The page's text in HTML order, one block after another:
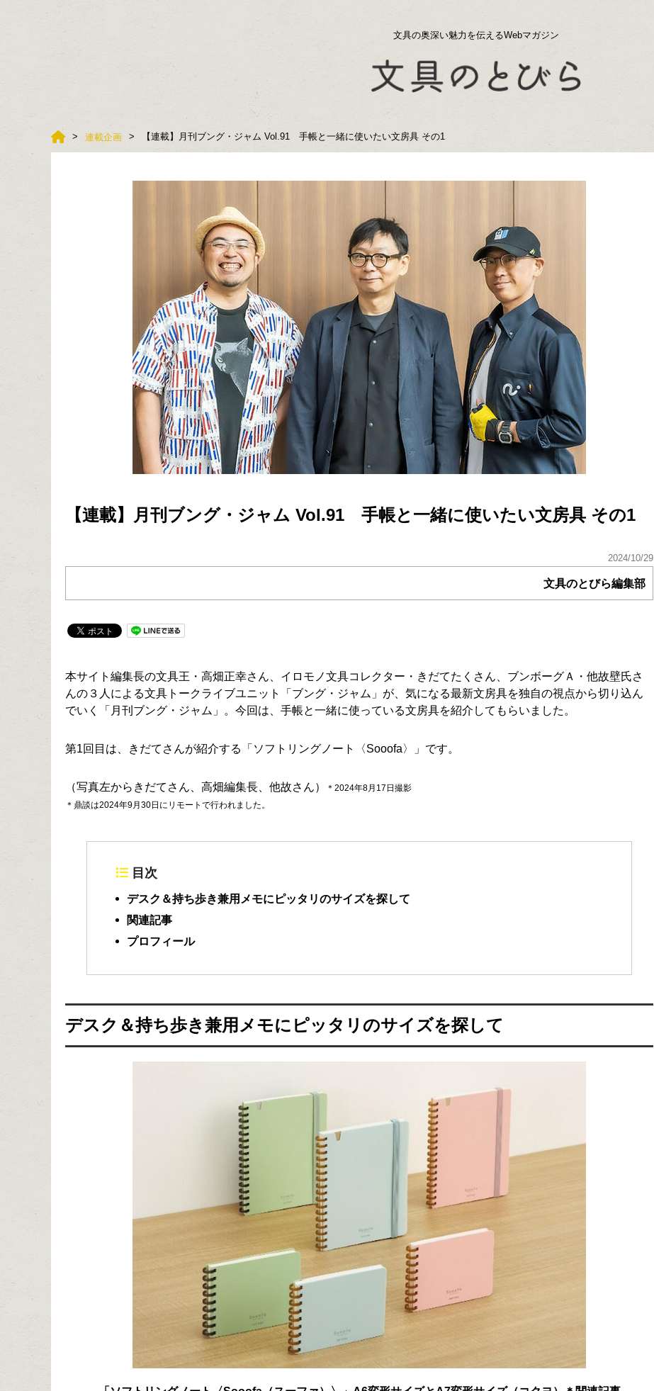
文具の奥深い魅力を伝えるWebマガジン
連載企画 【連載】月刊ブング・ジャム Vol.91 手帳と一緒に使いたい文房具 その1
【連載】月刊ブング・ジャム Vol.91 手帳と一緒に使いたい文房具 その1
2024/10/29
文具のとびら編集部
本サイト編集長の文具王・高畑正幸さん、イロモノ文具コレクター・きだてたくさん、ブンボーグＡ・他故壁氏さ
んの３人による文具トークライブユニット「ブング・ジャム」が、気になる最新文房具を独自の視点から切り込ん
でいく「月刊ブング・ジャム」。今回は、手帳と一緒に使っている文房具を紹介してもらいました。
第1回目は、きだてさんが紹介する「ソフトリングノート〈Sooofa〉」です。
（写真左からきだてさん、高畑編集長、他故さん）
＊2024年8月17日撮影
＊鼎談は2024年9月30日にリモートで行われました。
目次
デスク＆持ち歩き兼用メモにピッタリのサイズを探して
関連記事
プロフィール
デスク＆持ち歩き兼用メモにピッタリのサイズを探して